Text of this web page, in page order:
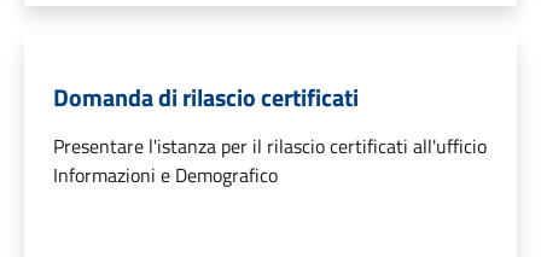
Domanda di rilascio certificati
Presentare l'istanza per il rilascio certificati all'ufficio
Informazioni e Demografico